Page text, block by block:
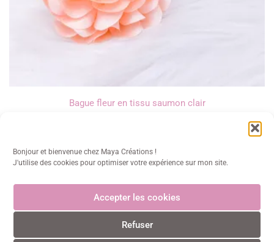
Bonjour et bienvenue chez Maya Créations !
J'utilise des cookies pour optimiser votre expérience sur mon site.
Accepter les cookies
Refuser
Bague fleur en tissu saumon clair
Maya Créations
info@mayacreations.fr CGU•CGV•Politique de confidentialité•Politique des